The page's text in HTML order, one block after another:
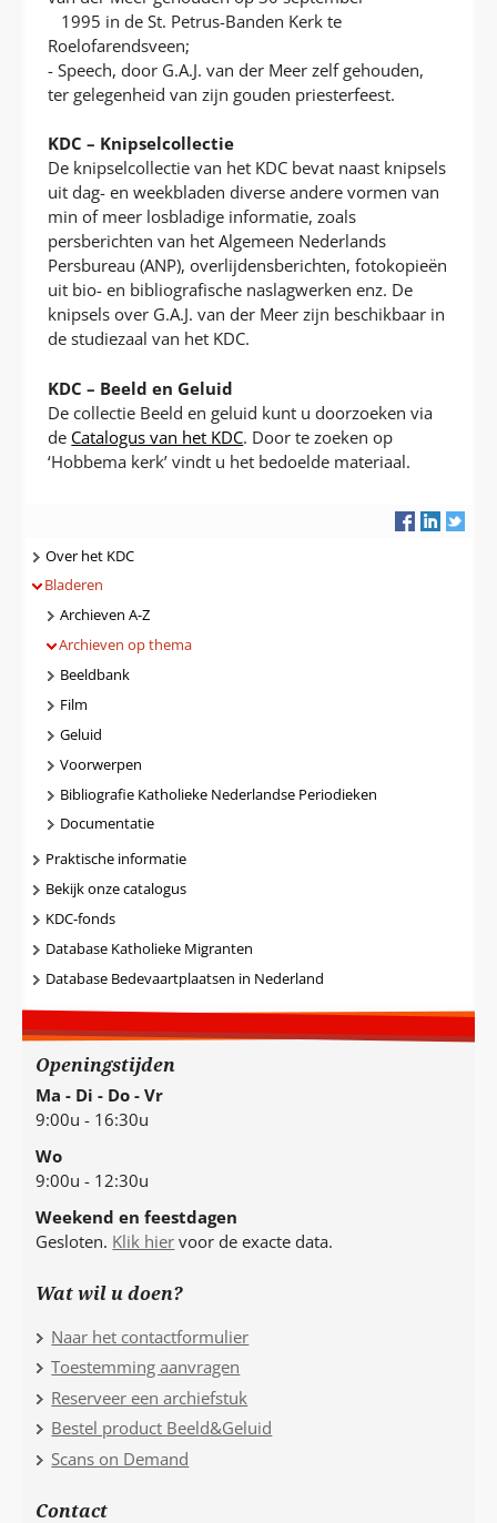
1995 in de St. Petrus-Banden Kerk te
Roelofarendsveen;
- Speech, door G.A.J. van der Meer zelf gehouden,
ter gelegenheid van zijn gouden priesterfeest.
KDC – Knipselcollectie
De knipselcollectie van het KDC bevat naast knipsels
uit dag- en weekbladen diverse andere vormen van
min of meer losbladige informatie, zoals
persberichten van het Algemeen Nederlands
Persbureau (ANP), overlijdensberichten, fotokopieën
uit bio- en bibliografische naslagwerken enz. De
knipsels over G.A.J. van der Meer zijn beschikbaar in
de studiezaal van het KDC.
KDC – Beeld en Geluid
De collectie Beeld en geluid kunt u doorzoeken via
de Catalogus van het KDC. Door te zoeken op
‘Hobbema kerk’ vindt u het bedoelde materiaal.
Navigatie
Over het KDC
Bladeren
Archieven A-Z
Archieven op thema
Beeldbank
Film
Geluid
Voorwerpen
Bibliografie Katholieke Nederlandse Periodieken
Documentatie
Praktische informatie
Bekijk onze catalogus
KDC-fonds
Database Katholieke Migranten
Database Bedevaartplaatsen in Nederland
Openingstijden
Ma - Di - Do - Vr
9:00u - 16:30u
Wo
9:00u - 12:30u
Weekend en feestdagen
Gesloten. Klik hier voor de exacte data.
Wat wil u doen?
Naar het contactformulier
Toestemming aanvragen
Reserveer een archiefstuk
Bestel product Beeld&Geluid
Scans on Demand
Contact